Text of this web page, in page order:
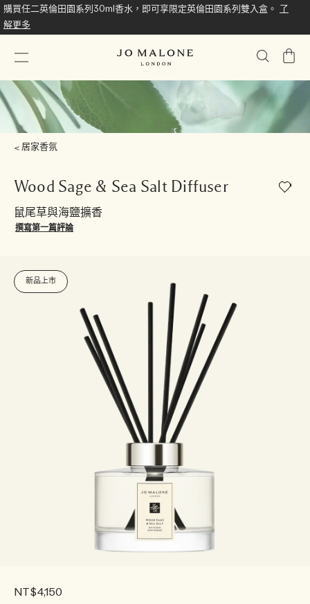
購買任二英倫田園系列30ml香水，即可享限定英倫田園系列雙入盒。
了
解更多
我
物
居家香氛
Wood Sage & Sea Salt Diffuser
鼠尾草與海鹽擴香
撰寫第一篇評論
新品上市
NT$4,150